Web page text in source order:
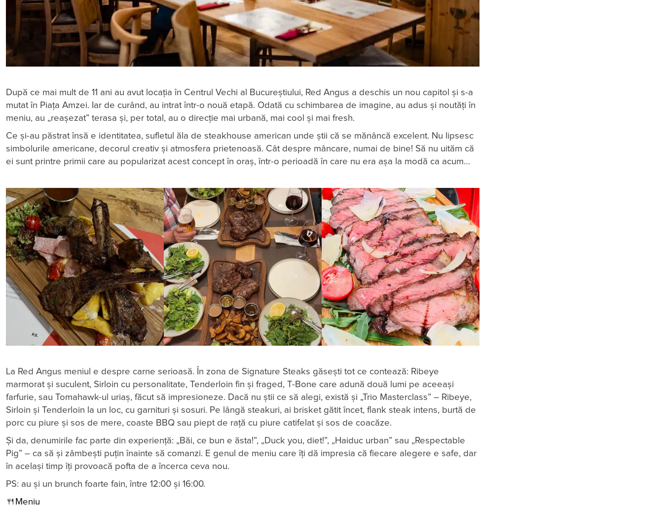
După ce mai mult de 11 ani au avut locația în Centrul Vechi al Bucureștiului, Red Angus a deschis un nou capitol și s-a
mutat în Piața Amzei. Iar de curând, au intrat într-o nouă etapă. Odată cu schimbarea de imagine, au adus și noutăți în
meniu, au „reașezat” terasa și, per total, au o direcție mai urbană, mai cool și mai fresh.
Ce și-au păstrat însă e identitatea, sufletul ăla de steakhouse american unde știi că se mănâncă excelent. Nu lipsesc
simbolurile americane, decorul creativ şi atmosfera prietenoasă. Cât despre mâncare, numai de bine! Să nu uităm că
ei sunt printre primii care au popularizat acest concept în oraș, într-o perioadă în care nu era așa la modă ca acum…
La Red Angus meniul e despre carne serioasă. În zona de Signature Steaks găsești tot ce contează: Ribeye
marmorat și suculent, Sirloin cu personalitate, Tenderloin fin și fraged, T-Bone care adună două lumi pe aceeași
farfurie, sau Tomahawk-ul uriaș, făcut să impresioneze. Dacă nu știi ce să alegi, există și „Trio Masterclass” – Ribeye,
Sirloin și Tenderloin la un loc, cu garnituri și sosuri. Pe lângă steakuri, ai brisket gătit încet, flank steak intens, burtă de
porc cu piure și sos de mere, coaste BBQ sau piept de rață cu piure catifelat și sos de coacăze.
Și da, denumirile fac parte din experiență: „Băi, ce bun e ăsta!”, „Duck you, diet!”, „Haiduc urban” sau „Respectable
Pig” – ca să și zâmbești puțin înainte să comanzi. E genul de meniu care îți dă impresia că fiecare alegere e safe, dar
în același timp îți provoacă pofta de a încerca ceva nou.
PS: au și un brunch foarte fain, între 12:00 și 16:00.
🍴 Meniu